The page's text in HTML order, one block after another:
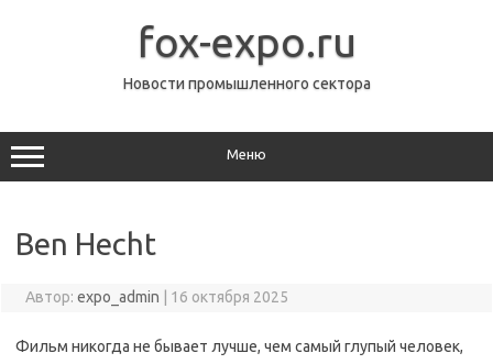
fox-expo.ru
Новости промышленного сектора
Меню
Ben Hecht
Автор: expo_admin 16 октября 2025
Фильм никогда не бывает лучше, чем самый глупый человек,